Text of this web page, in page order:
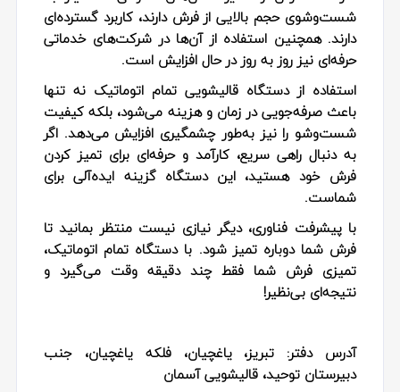
شست‌وشوی حجم بالایی از فرش دارند، کاربرد گسترده‌ای
دارند. همچنین استفاده از آن‌ها در شرکت‌های خدماتی
حرفه‌ای نیز روز به روز در حال افزایش است.
استفاده ازدستگاه قالیشویی تمام اتوماتیکنه تنها
باعث صرفه‌جویی در زمان و هزینه می‌شود، بلکه کیفیت
شست‌وشو را نیز به‌طور چشمگیری افزایش می‌دهد. اگر
به دنبال راهی سریع، کارآمد و حرفه‌ای برای تمیز کردن
فرش خود هستید، این دستگاه گزینه ایده‌آلی برای
شماست.
با پیشرفت فناوری، دیگر نیازی نیست منتظر بمانید تا
فرش شما دوباره تمیز شود. با دستگاه تمام اتوماتیک،
تمیزی فرش شما فقط چند دقیقه وقت می‌گیرد و
نتیجه‌ای بی‌نظیر!
آدرس دفتر: تبریز، یاغچیان، فلکه یاغچیان، جنب
دبیرستان توحید، قالیشویی آسمان